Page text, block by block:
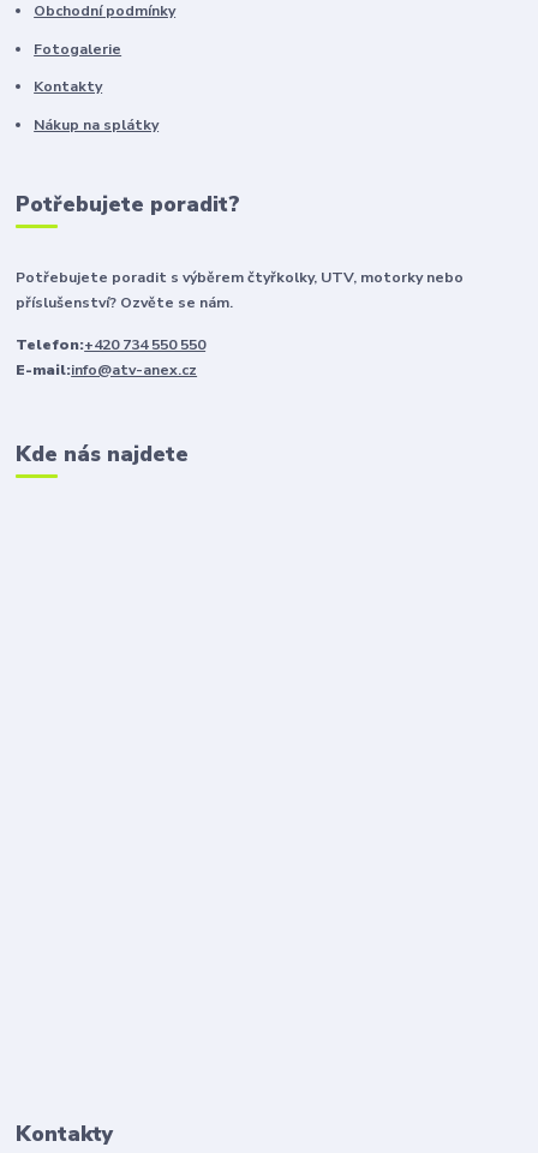
Obchodní podmínky
Fotogalerie
Kontakty
Nákup na splátky
Potřebujete poradit?
Potřebujete poradit s výběrem čtyřkolky, UTV, motorky nebo
příslušenství? Ozvěte se nám.
Telefon:+420 734 550 550
E-mail:info@atv-anex.cz
Kde nás najdete
Kontakty